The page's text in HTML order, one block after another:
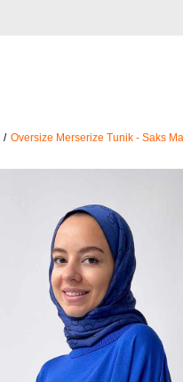
Oversize Merserize Tunik - Saks